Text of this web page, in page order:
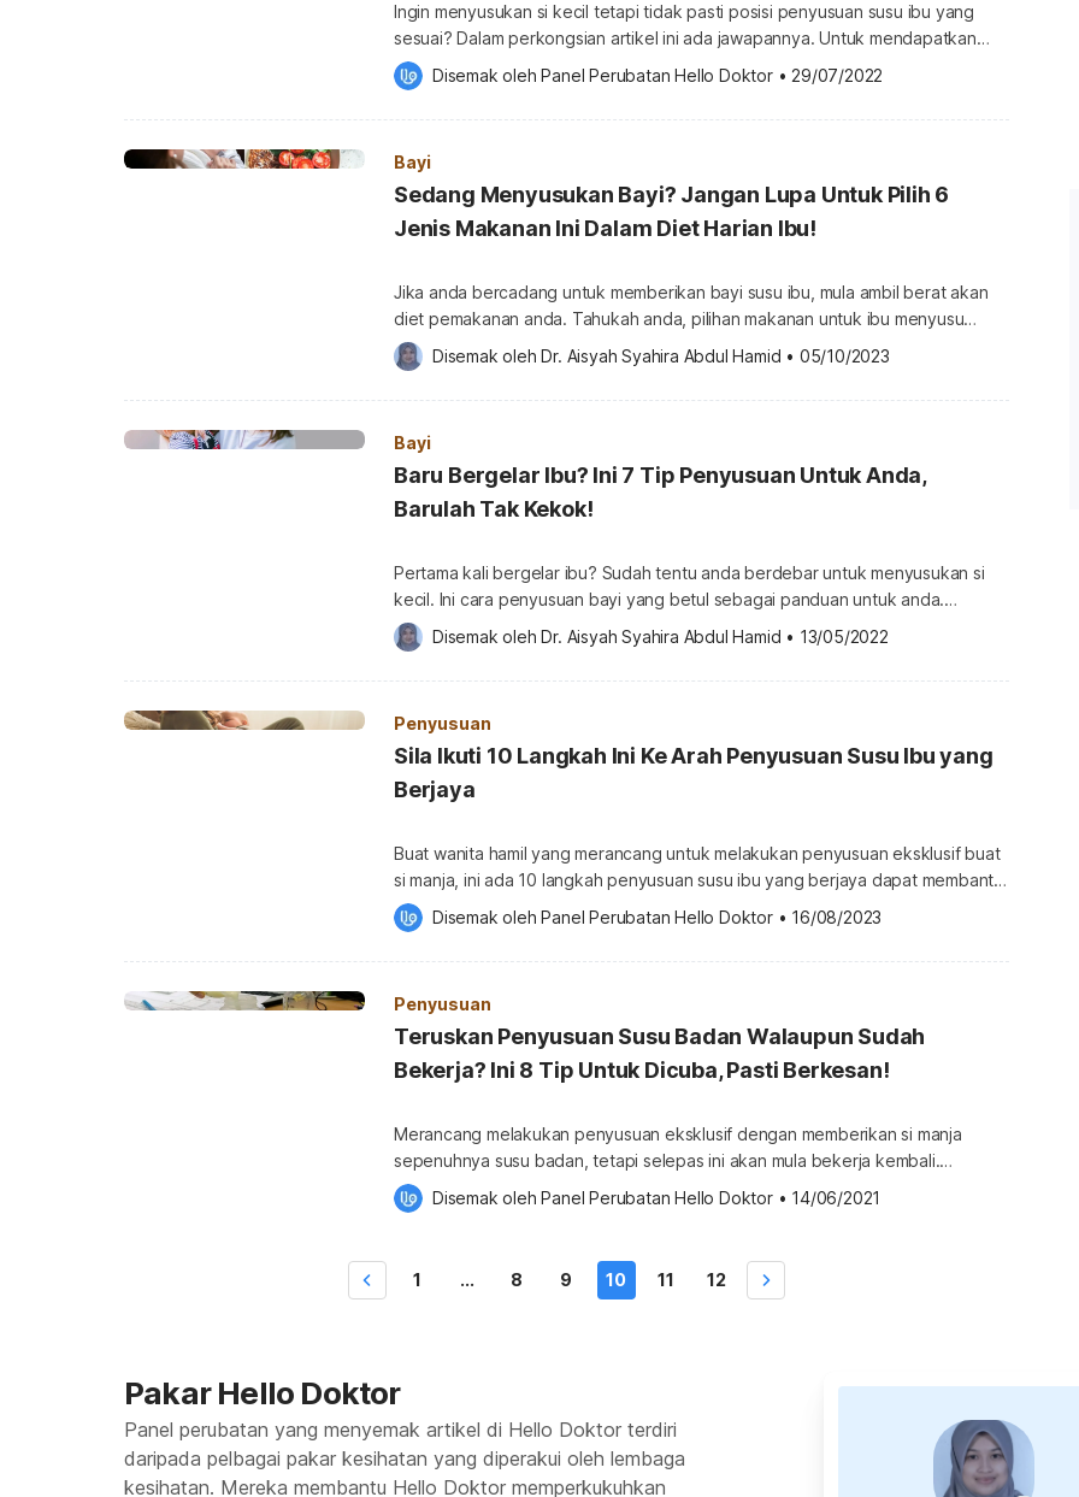
Ingin menyusukan si kecil tetapi tidak pasti posisi penyusuan susu ibu yang
sesuai? Dalam perkongsian artikel ini ada jawapannya. Untuk mendapatkan
lebih banyak info tentang Keibubapaan, sila dapatkannya di sini. 8 posisi
penyusuan susu ibu Penyusuan susu ibu adalah perkara semula jadi yang
berlaku dalam alam keibuan. Pun begitu, fasa permulaan penyusuan adalah
Disemak oleh Panel Perubatan Hello Doktor • 29/07/2022
Bayi
Sedang Menyusukan Bayi? Jangan Lupa Untuk Pilih 6
Jenis Makanan Ini Dalam Diet Harian Ibu!
Jika anda bercadang untuk memberikan bayi susu ibu, mula ambil berat akan
diet pemakanan anda. Tahukah anda, pilihan makanan untuk ibu menyusu
boleh mempengaruhi pengeluaran susu badan? Untuk mendapatkan lebih
banyak info tentang Keibubapaan, sila dapatkannya di sini. Makanan seimbang
Kebiasaannya, makanan yang anda makan akan disalurkan ke susu badan anda
Disemak oleh Dr. Aisyah Syahira Abdul Hamid • 05/10/2023
Bayi
Baru Bergelar Ibu? Ini 7 Tip Penyusuan Untuk Anda,
Barulah Tak Kekok!
Pertama kali bergelar ibu? Sudah tentu anda berdebar untuk menyusukan si
kecil. Ini cara penyusuan bayi yang betul sebagai panduan untuk anda.
Semoga berjaya! Cara penyusuan bayi yang betul Setiap ibu pastinya
memasang hasrat untuk menyusukan sendiri bayi mereka. Namun, jika
berlakunya kekangan untuk menyusukan bayi, ada ibu yang mudah berputus
Disemak oleh Dr. Aisyah Syahira Abdul Hamid • 13/05/2022
Penyusuan
Sila Ikuti 10 Langkah Ini Ke Arah Penyusuan Susu Ibu yang
Berjaya
Buat wanita hamil yang merancang untuk melakukan penyusuan eksklusif buat
si manja, ini ada 10 langkah penyusuan susu ibu yang berjaya dapat membantu
anda. Untuk mendapatkan lebih banyak info tentang Keibubapaan, sila
dapatkannya di sini. Susu ibu sokong tumbesaran bayi Kenapa wujud polisi 10
langkah penyusuan susu ibu yang berjaya ini ya? Penyusuan susu ibu adalah
Disemak oleh Panel Perubatan Hello Doktor • 16/08/2023
Penyusuan
Teruskan Penyusuan Susu Badan Walaupun Sudah
Bekerja? Ini 8 Tip Untuk Dicuba, Pasti Berkesan!
Merancang melakukan penyusuan eksklusif dengan memberikan si manja
sepenuhnya susu badan, tetapi selepas ini akan mula bekerja kembali.
Bertenang, Hello Doktor ada panduan menyusu ibu bekerja yang boleh
dicuba! Untuk mendapatkan lebih banyak info tentang Keibubapaan, sila
bersalin yang diberikan majikan, ibu berkerjaya pasti berdepan dengan […]
Disemak oleh Panel Perubatan Hello Doktor • 14/06/2021
1 ... 8 9 10 11 12
Pakar Hello Doktor
Panel perubatan yang menyemak artikel di Hello Doktor terdiri
daripada pelbagai pakar kesihatan yang diperakui oleh lembaga
kesihatan. Mereka membantu Hello Doktor memperkukuhkan